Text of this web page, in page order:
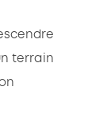
terrain